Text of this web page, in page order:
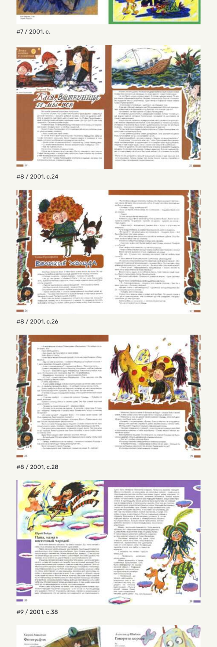
#7 / 2001, с.
#8 / 2001, с.24
#8 / 2001, с.26
#8 / 2001, с.28
#9 / 2001, с.38